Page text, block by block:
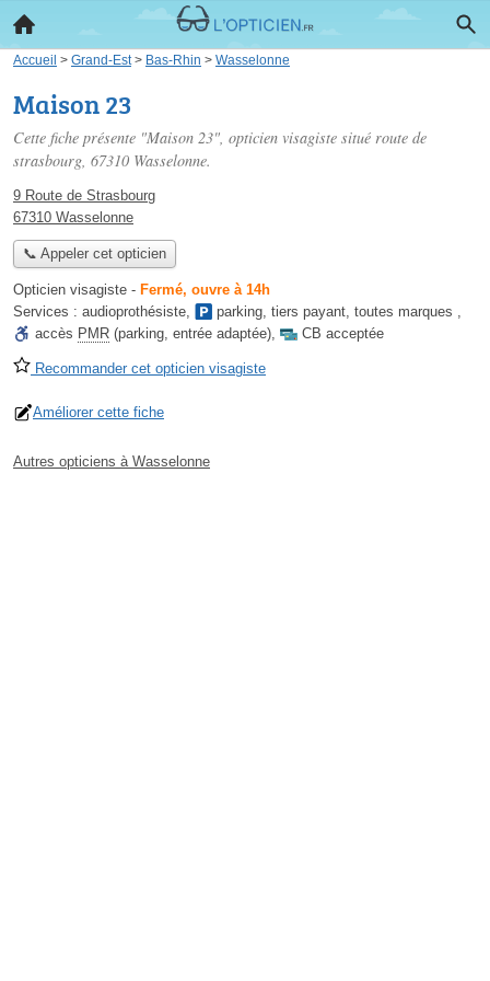
Accueil > Grand-Est> Bas-Rhin > Wasselonne
Maison 23
Cette fiche présente "Maison 23", opticien visagiste situé route de
strasbourg, 67310 Wasselonne.
9 Route de Strasbourg
67310 Wasselonne
📞 Appeler cet opticien
Opticien visagiste - Fermé, ouvre à 14h
Services : audioprothésiste, parking, tiers payant, toutes marques ,
accès PMR (parking, entrée adaptée), CB acceptée
Recommander cet opticien visagiste
Améliorer cette fiche
Autres opticiens à Wasselonne